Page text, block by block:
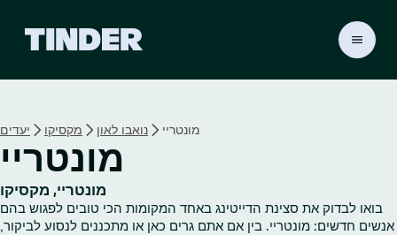
ת
י
נ
יעדים מקסיקו נואבו לאון מונטריי
מונטריי
מונטריי, מקסיקו
בואו לבדוק את סצינת הדייטינג באחד המקומות הכי טובים לפגוש בהם
אנשים חדשים: מונטריי. בין אם אתם גרים כאן או מתכננים לנסוע לביקור,